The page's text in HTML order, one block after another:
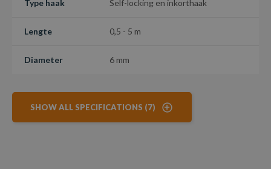
Type haak Self-locking en inkorthaak
Lengte 0,5 - 5 m
Diameter 6 mm
SHOW ALL SPECIFICATIONS (7)